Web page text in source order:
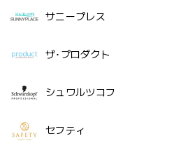
サニープレス
ザ･プロダクト
シュワルツコフ
セフティ